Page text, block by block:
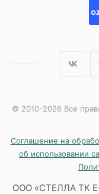
© 2010-2026 Все
Соглашение на
об использовании
ООО «СТЕЛЛА ТК